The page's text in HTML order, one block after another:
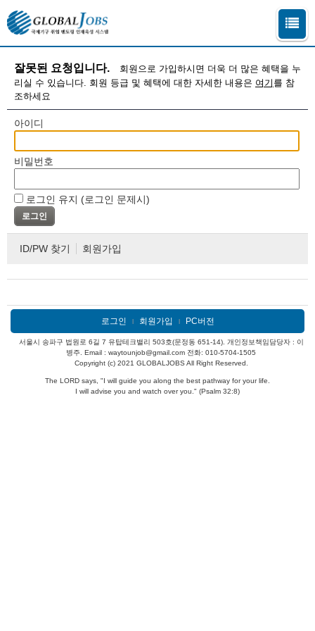
잘못된 요청입니다.
회원으로 가입하시면 더욱 더 많은 혜택을 누
리실 수 있습니다. 회원 등급 및 혜택에 대한 자세한 내용은 여기 를 참
조하세요
아이디
비밀번호
로그인 유지 (로그인 문제시)
ID/PW 찾기 회원가입
로그인 l 회원가입 l PC버전
서울시 송파구 법원로 6길 7 유탑테크밸리 503호(문정동 651-14). 개인정보책임담당자 : 이
병주. Email : waytounjob@gmail.com 전화: 010-5704-1505
Copyright (c) 2021 GLOBALJOBS All Right Reserved.
The LORD says, "I will guide you along the best pathway for your life.
I will advise you and watch over you." (Psalm 32:8)